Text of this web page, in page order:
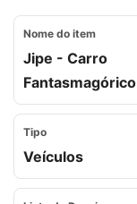
Nome do item
Jipe - Carro
Fantasmagórico
Tipo
Veículos